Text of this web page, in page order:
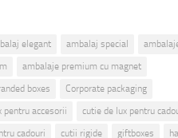
elegant ambalaj special
ambalaje premium cu magnet
boxes
Corporate packaging
pentru accesorii
cutie de lux pentru
cadouri cutii rigide giftboxes